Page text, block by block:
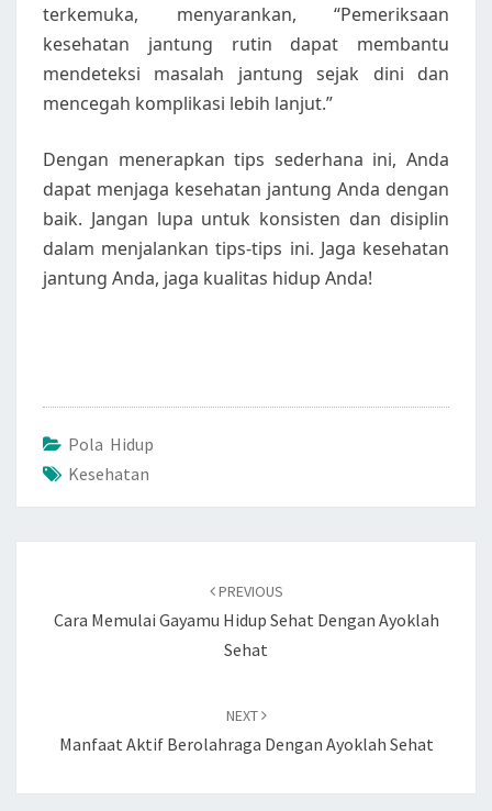
terkemuka, menyarankan, “Pemeriksaan
kesehatan jantung rutin dapat membantu
mendeteksi masalah jantung sejak dini dan
mencegah komplikasi lebih lanjut.”
Dengan menerapkan tips sederhana ini, Anda
dapat menjaga kesehatan jantung Anda dengan
baik. Jangan lupa untuk konsisten dan disiplin
dalam menjalankan tips-tips ini. Jaga kesehatan
jantung Anda, jaga kualitas hidup Anda!
Pola Hidup
Kesehatan
PREVIOUS
Cara Memulai Gayamu Hidup Sehat Dengan Ayoklah
Sehat
NEXT
Manfaat Aktif Berolahraga Dengan Ayoklah Sehat